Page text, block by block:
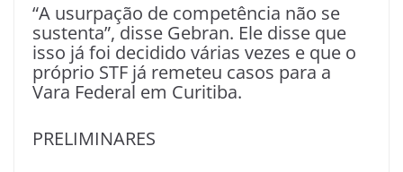
“A usurpação de competência não se
sustenta”, disse Gebran. Ele disse que
isso já foi decidido várias vezes e que o
próprio STF já remeteu casos para a
Vara Federal em Curitiba.
PRELIMINARES